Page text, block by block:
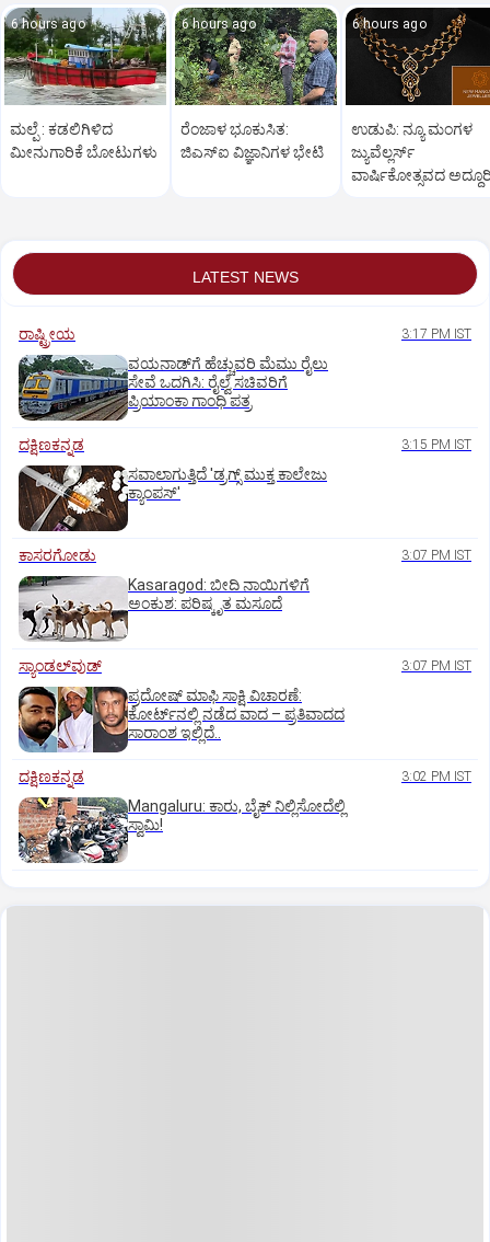
6 hours ago
ಮಲ್ಪೆ : ಕಡಲಿಗಿಳಿದ
ಮೀನುಗಾರಿಕೆ ಬೋಟುಗಳು
6 hours ago
ರೆಂಜಾಳ ಭೂಕುಸಿತ:
ಜಿಎಸ್‌ಐ ವಿಜ್ಞಾನಿಗಳ ಭೇಟಿ
6 hours ago
ಉಡುಪಿ: ನ್ಯೂ ಮಂಗಳ
ಜ್ಯುವೆಲ್ಲರ್ಸ್
ವಾರ್ಷಿಕೋತ್ಸವದ
LATEST NEWS
ರಾಷ್ಟ್ರೀಯ 3:17 PM IST
ವಯನಾಡ್‌ಗೆ ಹೆಚ್ಚುವರಿ ಮೆಮು ರೈಲು
ಸೇವೆ ಒದಗಿಸಿ: ರೈಲ್ವೆ ಸಚಿವರಿಗೆ
ಪ್ರಿಯಾಂಕಾ ಗಾಂಧಿ ಪತ್ರ
ದಕ್ಷಿಣಕನ್ನಡ 3:15 PM IST
ಸವಾಲಾಗುತ್ತಿದೆ 'ಡ್ರಗ್ಸ್‌ ಮುಕ್ತ ಕಾಲೇಜು
ಕ್ಯಾಂಪಸ್‌'
ಕಾಸರಗೋಡು 3:07 PM IST
Kasaragod: ಬೀದಿ ನಾಯಿಗಳಿಗೆ
ಅಂಕುಶ: ಪರಿಷ್ಕೃತ ಮಸೂದೆ
ಸ್ಯಾಂಡಲ್‌ವುಡ್‌ 3:07 PM IST
ಪ್ರದೋಷ್ ಮಾಫಿ ಸಾಕ್ಷಿ ವಿಚಾರಣೆ:
ಕೋರ್ಟ್‌ನಲ್ಲಿ ನಡೆದ ವಾದ – ಪ್ರತಿವಾದದ
ಸಾರಾಂಶ ಇಲ್ಲಿದೆ..
ದಕ್ಷಿಣಕನ್ನಡ 3:02 PM IST
Mangaluru: ಕಾರು, ಬೈಕ್‌ ನಿಲ್ಲಿಸೋದೆಲ್ಲಿ
ಸ್ವಾಮಿ!